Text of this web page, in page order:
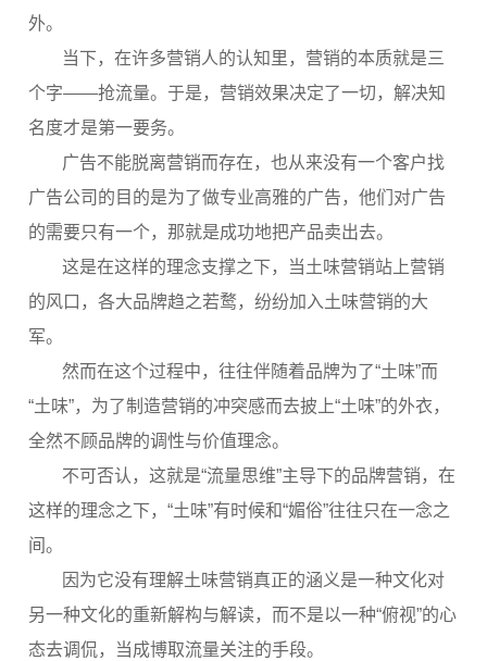
外。
当下，在许多营销人的认知里，营销的本质就是三
个字——抢流量。于是，营销效果决定了一切，解决知
名度才是第一要务。
广告不能脱离营销而存在，也从来没有一个客户找
广告公司的目的是为了做专业高雅的广告，他们对广告
的需要只有一个，那就是成功地把产品卖出去。
这是在这样的理念支撑之下，当土味营销站上营销
的风口，各大品牌趋之若鹜，纷纷加入土味营销的大
军。
然而在这个过程中，往往伴随着品牌为了“土味”而
“土味”，为了制造营销的冲突感而去披上“土味”的外衣，
全然不顾品牌的调性与价值理念。
不可否认，这就是“流量思维”主导下的品牌营销，在
这样的理念之下，“土味”有时候和“媚俗”往往只在一念之
间。
因为它没有理解土味营销真正的涵义是一种文化对
另一种文化的重新解构与解读，而不是以一种“俯视”的心
态去调侃，当成博取流量关注的手段。